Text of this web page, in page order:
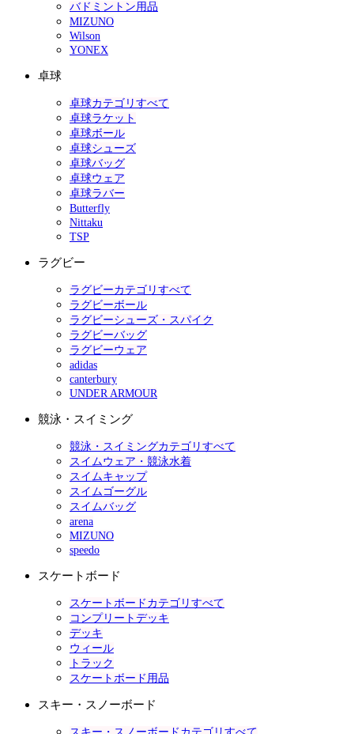
バドミントン用品
MIZUNO
Wilson
YONEX
卓球
卓球カテゴリすべて
卓球ラケット
卓球ボール
卓球シューズ
卓球バッグ
卓球ウェア
卓球ラバー
Butterfly
Nittaku
TSP
ラグビー
ラグビーカテゴリすべて
ラグビーボール
ラグビーシューズ・スパイク
ラグビーバッグ
ラグビーウェア
adidas
canterbury
UNDER ARMOUR
競泳・スイミング
競泳・スイミングカテゴリすべて
スイムウェア・競泳水着
スイムキャップ
スイムゴーグル
スイムバッグ
arena
MIZUNO
speedo
スケートボード
スケートボードカテゴリすべて
コンプリートデッキ
デッキ
ウィール
トラック
スケートボード用品
スキー・スノーボード